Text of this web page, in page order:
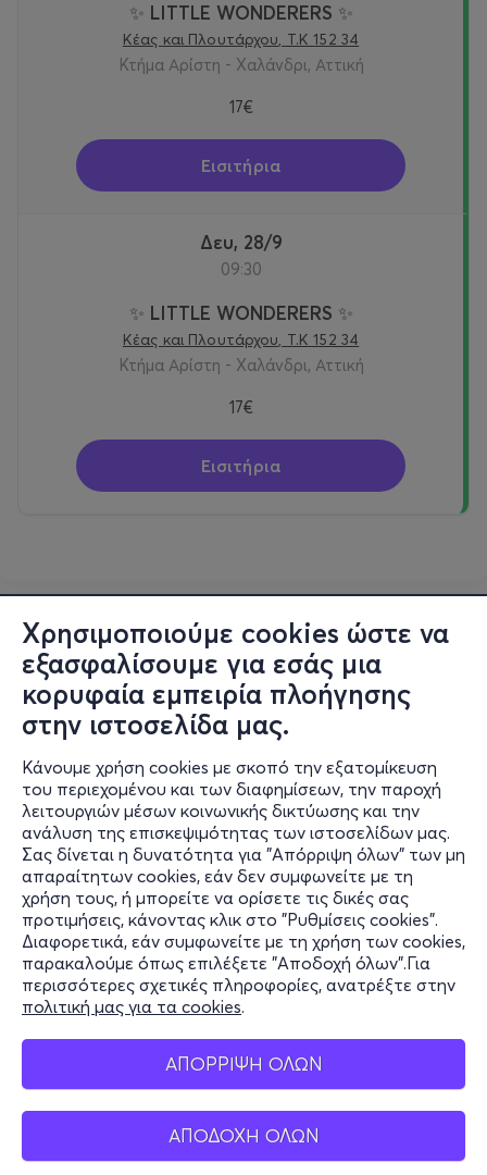
Χρησιμοποιούμε cookies ώστε να
εξασφαλίσουμε για εσάς μια
κορυφαία εμπειρία πλοήγησης
στην ιστοσελίδα μας.
Κάνουμε χρήση cookies με σκοπό την εξατομίκευση
του περιεχομένου και των διαφημίσεων, την παροχή
λειτουργιών μέσων κοινωνικής δικτύωσης και την
ανάλυση της επισκεψιμότητας των ιστοσελίδων μας.
Σας δίνεται η δυνατότητα για "Απόρριψη όλων" των μη
απαραίτητων cookies, εάν δεν συμφωνείτε με τη
χρήση τους, ή μπορείτε να ορίσετε τις δικές σας
προτιμήσεις, κάνοντας κλικ στο "Ρυθμίσεις cookies".
Διαφορετικά, εάν συμφωνείτε με τη χρήση των cookies,
παρακαλούμε όπως επιλέξετε "Αποδοχή όλων".Για
περισσότερες σχετικές πληροφορίες, ανατρέξτε στην
πολιτική μας για τα cookies.
ΑΠΟΡΡΙΨΗ ΟΛΩΝ
ΑΠΟΔΟΧΗ ΟΛΩΝ
✨ LITTLE WONDERERS ✨
Κέας και Πλουτάρχου, Τ.Κ 152 34
Κτήμα Αρίστη - Χαλάνδρι, Αττική
17€
Εισιτήρια
Δευ, 28/9
09:30
✨ LITTLE WONDERERS ✨
Κέας και Πλουτάρχου, Τ.Κ 152 34
Κτήμα Αρίστη - Χαλάνδρι, Αττική
17€
Εισιτήρια
Πληροφορίες
Υποστήριξη
Stay Connected
Mobile app